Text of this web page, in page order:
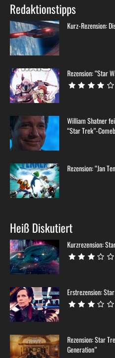
Redaktionstipps
Kurz-Rezension:
Rezension: “Star
William Shatner
“Star Trek”-
Rezension: “Jan
Heiß Diskutiert
Kurzrezension:
Erstrezension:
Rezension: Star
Generation”